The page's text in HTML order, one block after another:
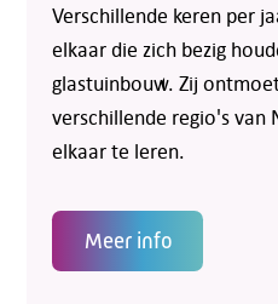
Verschillende keren per
elkaar die zich bezig
glastuinbouw. Zij
verschillende regio's van
elkaar te leren.
Meer info